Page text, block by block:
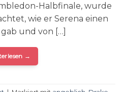
Halbfinale, wurde
wie er Serena einen
und von […]
→